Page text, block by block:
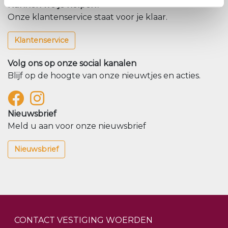
Kunnen we je helpen?
Onze klantenservice staat voor je klaar.
Klantenservice
Volg ons op onze social kanalen
Blijf op de hoogte van onze nieuwtjes en acties.
Nieuwsbrief
Meld u aan voor onze nieuwsbrief
Nieuwsbrief
CONTACT VESTIGING WOERDEN